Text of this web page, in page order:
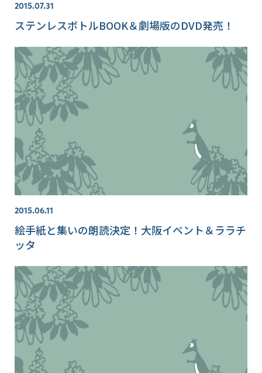
2015.07.31
ステンレスボトルBOOK＆劇場版のDVD発売！
2015.06.11
絵手紙と集いの朗読決定！大阪イベント＆ララチ
ッタ